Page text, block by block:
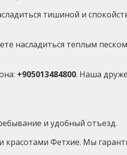
тишиной и
насладиться теплым
+905013484800. Наша
и удобный отъезд.
красотами Фетхие. Мы